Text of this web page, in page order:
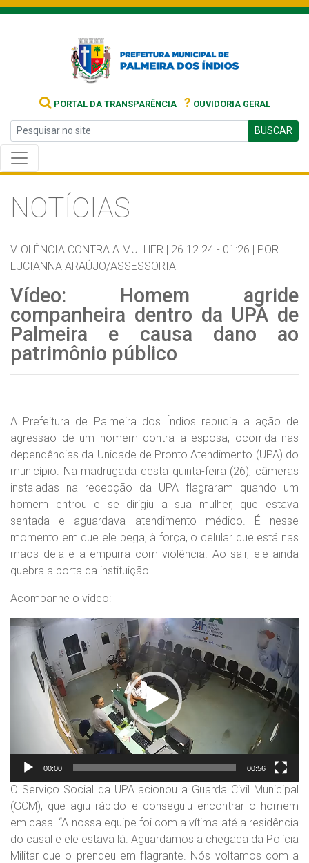
PORTAL DA TRANSPARÊNCIA ? OUVIDORIA GERAL
BUSCAR
NOTÍCIAS
VIOLÊNCIA CONTRA A MULHER | 26.12.24 - 01:26 | POR
LUCIANNA ARAÚJO/ASSESSORIA
Vídeo: Homem agride
companheira dentro da UPA de
Palmeira e causa dano ao
patrimônio público
A Prefeitura de Palmeira dos Índios repudia a ação de
agressão de um homem contra a esposa, ocorrida nas
dependências da Unidade de Pronto Atendimento (UPA) do
município. Na madrugada desta quinta-feira (26), câmeras
instaladas na recepção da UPA flagraram quando um
homem entrou e se dirigiu a sua mulher, que estava
sentada e aguardava atendimento médico. É nesse
momento em que ele pega, à força, o celular que está nas
mãos dela e a empurra com violência. Ao sair, ele ainda
quebra a porta da instituição.
Acompanhe o vídeo:
Tocador
de
vídeo
00:00 00:56
O Serviço Social da UPA acionou a Guarda Civil Municipal
(GCM), que agiu rápido e conseguiu encontrar o homem
em casa. “A nossa equipe foi com a vítima até a residência
do casal e ele estava lá. Aguardamos a chegada da Polícia
Militar que o prendeu em flagrante. Nós voltamos com a